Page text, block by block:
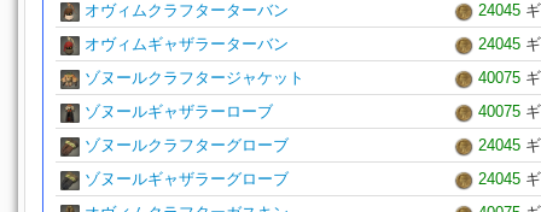
オヴィムクラフターターバン
24045
オヴィムギャザラーターバン
24045
ゾヌールクラフタージャケット
40075
ゾヌールギャザラーローブ
40075
ゾヌールクラフターグローブ
24045
ゾヌールギャザラーグローブ
24045